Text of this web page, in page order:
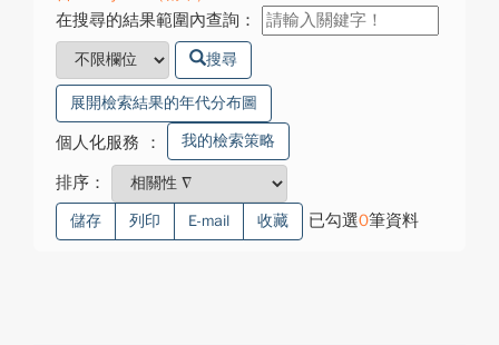
在搜尋的結果範圍內查詢：
搜尋
展開檢索結果的年代分布圖
個人化服務 ： 我的檢索策略
排序：
儲存 列印 E-mail 收藏 已勾選0筆資料